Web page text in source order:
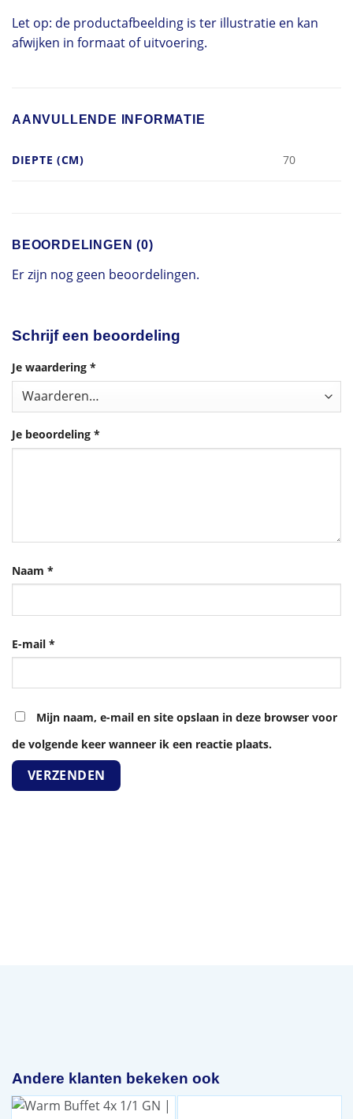
Let op: de productafbeelding is ter illustratie en kan
afwijken in formaat of uitvoering.
AANVULLENDE INFORMATIE
DIEPTE (CM) 70
BEOORDELINGEN (0)
Er zijn nog geen beoordelingen.
Schrijf een beoordeling
Je waardering *
Je beoordeling *
Naam *
E-mail *
Mijn naam, e-mail en site opslaan in deze browser voor
de volgende keer wanneer ik een reactie plaats.
Andere klanten bekeken ook